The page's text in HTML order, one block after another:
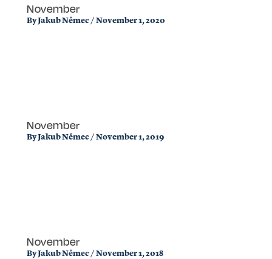
November
ByJakub Němec / November 1, 2020
November
ByJakub Němec / November 1, 2019
November
ByJakub Němec / November 1, 2018